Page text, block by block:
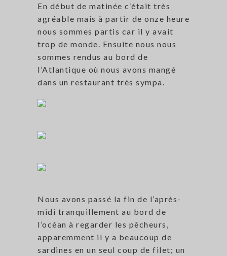
En début de matinée c’était très
agréable mais à partir de onze heure
nous sommes partis car il y avait
trop de monde. Ensuite nous nous
sommes rendus au bord de
l’Atlantique où nous avons mangé
dans un restaurant très sympa.
Nous avons passé la fin de l’après-
midi tranquillement au bord de
l’océan à regarder les pêcheurs,
apparemment il y a beaucoup de
sardines en un seul coup de filet; un